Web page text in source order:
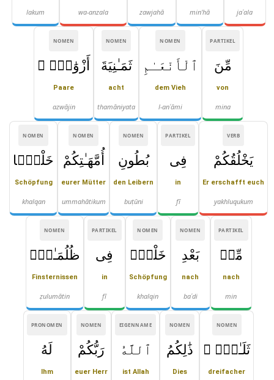
jaʿala
min'hā
zawjahā
wa-anzala
lakum
PARTIKEL
مِّنَ
von
mina
NOMEN
ٱلْأَنْعَـٰمِ
dem Vieh
l-anʿāmi
NOMEN
ثَمَـٰنِيَةَ
acht
thamāniyata
NOMEN
أَزْوَٰجٍۢ ۚ
Paare
azwājin
VERB
يَخْلُقُكُمْ
Er erschafft euch
yakhluqukum
PARTIKEL
فِى
in
fī
NOMEN
بُطُونِ
den Leibern
buṭūni
NOMEN
أُمَّهَـٰتِكُمْ
eurer Mütter
ummahātikum
NOMEN
خَلْقًۭا
Schöpfung
khalqan
PARTIKEL
مِّنۢ
nach
min
NOMEN
بَعْدِ
nach
baʿdi
NOMEN
خَلْقٍۢ
Schöpfung
khalqin
PARTIKEL
فِى
in
fī
NOMEN
ظُلُمَـٰتٍۢ
Finsternissen
ẓulumātin
NOMEN
ثَلَـٰثٍۢ ۚ
dreifacher
NOMEN
ذَٰلِكُمُ
Dies
EIGENNAME
ٱللَّهُ
ist Allah
NOMEN
رَبُّكُمْ
euer Herr
PRONOMEN
لَهُ
Ihm